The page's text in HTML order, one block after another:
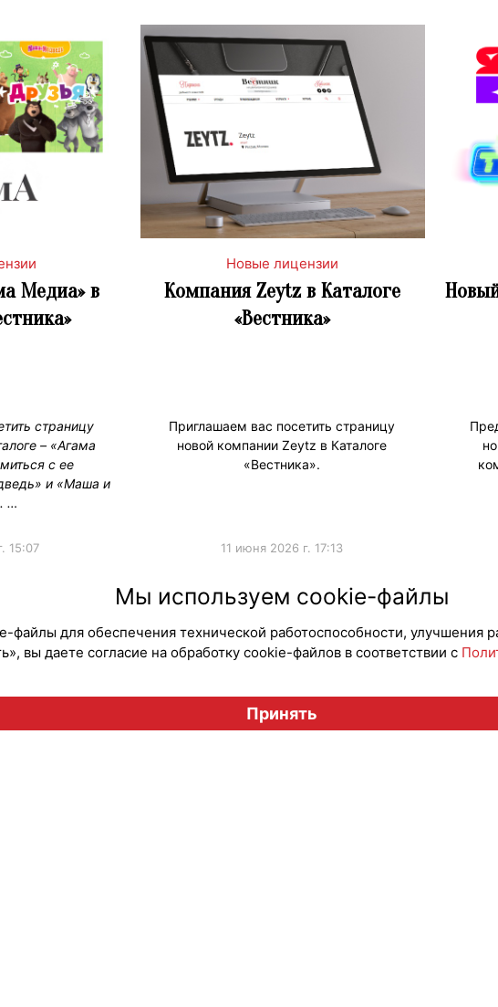
Медиа» в
страницу
– «Агама
с ее
и «Маша и
…
15:07
Новые лицензии
Компания Zeytz в Каталоге
«Вестника»
Приглашаем вас посетить страницу
новой компании Zeytz в Каталоге
«Вестника».
11 июня 2026 г. 17:13
© "Вестник лицензионного рынка", licensingrussia.ru, 2009-2026
Мы используем cookie-файлы
файлы для обеспечения технической работоспособности, улучшения
вы даете согласие на обработку cookie-файлов в соответствии с
Принять